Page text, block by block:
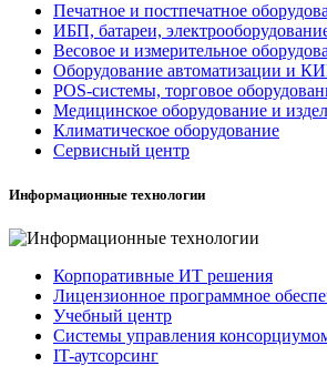
Печатное и постпечатное
ИБП, батареи,
Весовое и измерительное
Оборудование автоматизации и
POS-системы, торговое
Медицинское оборудование и
Климатическое оборудование
Сервисный центр
Информационные технологии
Корпоративные ИТ решения
Лицензионное программное
Учебный центр
Системы управления
IT-аутсорсинг